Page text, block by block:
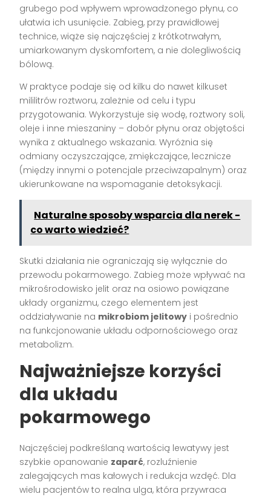
grubego pod wpływem wprowadzonego płynu, co
ułatwia ich usunięcie. Zabieg, przy prawidłowej
technice, wiąże się najczęściej z krótkotrwałym,
umiarkowanym dyskomfortem, a nie dolegliwością
bólową.
W praktyce podaje się od kilku do nawet kilkuset
mililitrów roztworu, zależnie od celu i typu
przygotowania. Wykorzystuje się wodę, roztwory soli,
oleje i inne mieszaniny – dobór płynu oraz objętości
wynika z aktualnego wskazania. Wyróżnia się
odmiany oczyszczające, zmiękczające, lecznicze
(między innymi o potencjale przeciwzapalnym) oraz
ukierunkowane na wspomaganie detoksykacji.
Naturalne sposoby wsparcia dla nerek -
co warto wiedzieć?
Skutki działania nie ograniczają się wyłącznie do
przewodu pokarmowego. Zabieg może wpływać na
mikrośrodowisko jelit oraz na osiowo powiązane
układy organizmu, czego elementem jest
oddziaływanie na mikrobiom jelitowy i pośrednio
na funkcjonowanie układu odpornościowego oraz
metabolizm.
Najważniejsze korzyści
dla układu
pokarmowego
Najczęściej podkreślaną wartością lewatywy jest
szybkie opanowanie zaparć, rozluźnienie
zalegających mas kałowych i redukcja wzdęć. Dla
wielu pacjentów to realna ulga, która przywraca